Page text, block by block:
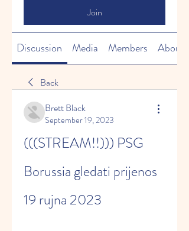
Join
Discussion Media Members About
Back
Brett Black
September 19, 2023
(((STREAM!!))) PSG
Borussia gledati prijenos
19 rujna 2023